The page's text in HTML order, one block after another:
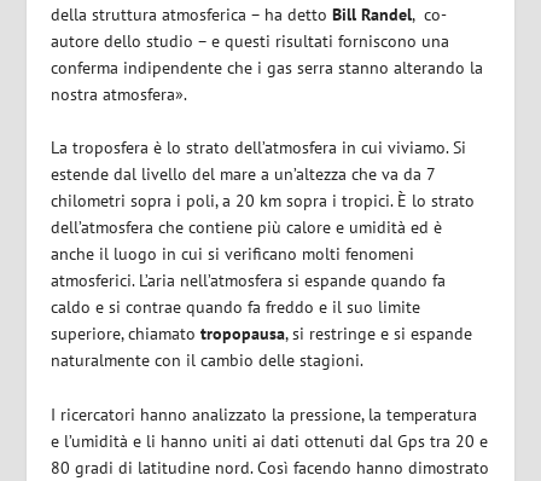
della struttura atmosferica – ha dettoBill Randel, co-
autore dello studio – e questi risultati forniscono una
conferma indipendente che i gas serra stanno alterando la
nostra atmosfera».
La troposfera è lo strato dell’atmosfera in cui viviamo. Si
estende dal livello del mare a un’altezza che va da 7
chilometri sopra i poli, a 20 km sopra i tropici. È lo strato
dell’atmosfera che contiene più calore e umidità ed è
anche il luogo in cui si verificano molti fenomeni
atmosferici. L’aria nell’atmosfera si espande quando fa
caldo e si contrae quando fa freddo e il suo limite
superiore, chiamato tropopausa, si restringe e si espande
naturalmente con il cambio delle stagioni.
I ricercatori hanno analizzato la pressione, la temperatura
e l’umidità e li hanno uniti ai dati ottenuti dal Gps tra 20 e
80 gradi di latitudine nord. Così facendo hanno dimostrato